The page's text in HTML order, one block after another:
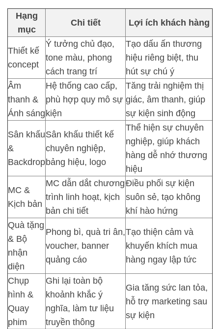
Hạng
mục
Chi tiết Lợi ích khách hàng
Thiết kế
concept
Ý tưởng chủ đạo,
tone màu, phong
cách trang trí
Tạo dấu ấn thương
hiệu riêng biệt, thu
hút sự chú ý
Âm
thanh &
Ánh sáng
Hệ thống cao cấp,
phù hợp quy mô sự
kiện
Tăng trải nghiệm thị
giác, âm thanh, giúp
sự kiện sinh động
Sân khấu
&
Backdrop
Sân khấu thiết kế
chuyên nghiệp,
bảng hiệu, logo
Thể hiện sự chuyên
nghiệp, giúp khách
hàng dễ nhớ thương
hiệu
MC &
Kịch bản
MC dẫn dắt chương
trình linh hoạt, kịch
bản chi tiết
Điều phối sự kiện
suôn sẻ, tạo không
khí hào hứng
Quà tặng
& Bộ
nhận
diện
Phong bì, quà tri ân,
voucher, banner
quảng cáo
Tạo thiện cảm và
khuyến khích mua
hàng ngay lập tức
Chụp
hình &
Quay
phim
Ghi lại toàn bộ
khoảnh khắc ý
nghĩa, làm tư liệu
truyền thông
Gia tăng sức lan tỏa,
hỗ trợ marketing sau
sự kiện